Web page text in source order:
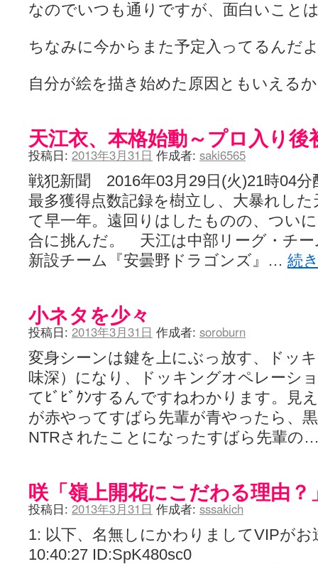
なのでいつも通りですが、面白いこと
ちなみに今からまた予定入ってるん
自分が絵を描き始めた原因ともいえる
天江衣、本格始動～プロ入り
投稿日: 2013年3月31日 作成者: saki6565
戦犯新聞 2016年03月29日(火)21時04
最多獲得点数記録を樹立し、大暴れし
て早一年。遠回りはしたものの、つい
合に挑んだ。 天江は中部リーグ・チー
新設チーム『安曇野ドラゴンズ』… 続
小ネタを少々
投稿日: 2013年3月31日 作成者: soroburn
変身シーンは鍵を上にぶっ放す、ドッ
味深）になり、ドッキングオペレーシ
てﾋﾞﾋﾞｸﾝするんですねわかります。見
が赤やってすばら先輩が青やったら、
NTRされたことになったすばら先輩の
咲「嶺上開花にこだわる理由？
投稿日: 2013年3月31日 作成者: sssakich
1: 以下、名無しにかわりましてVIPがお
10:40:27 ID:SpK480sc0